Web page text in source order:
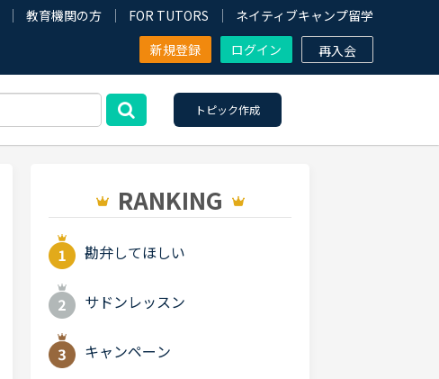
教育機関の方 FOR TUTORS
ネイティブキャンプ留学
新規登録
ログイン 再入会
トピック作成
RANKING
勘弁してほしい
サドンレッスン
キャンペーン